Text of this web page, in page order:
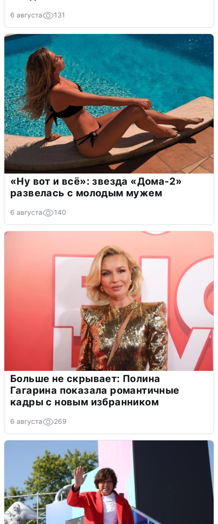
6 августа 131
«Ну вот и всё»: звезда «Дома-2»
развелась с молодым мужем
6 августа 140
Больше не скрывает: Полина
Гагарина показала романтичные
кадры с новым избранником
6 августа 269